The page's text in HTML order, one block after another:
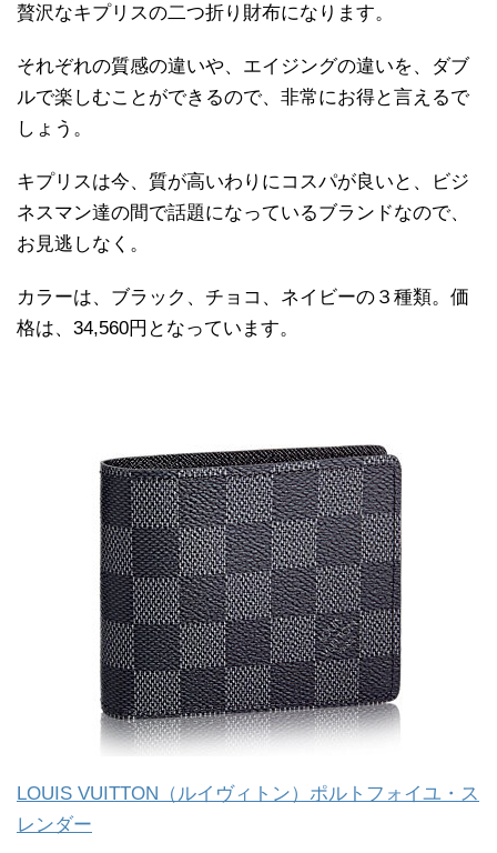
贅沢なキプリスの二つ折り財布になります。
それぞれの質感の違いや、エイジングの違いを、ダブ
ルで楽しむことができるので、非常にお得と言えるで
しょう。
キプリスは今、質が高いわりにコスパが良いと、ビジ
ネスマン達の間で話題になっているブランドなので、
お見逃しなく。
カラーは、ブラック、チョコ、ネイビーの３種類。価
格は、34,560円となっています。
LOUIS VUITTON（ルイヴィトン）ポルトフォイユ・ス
レンダー